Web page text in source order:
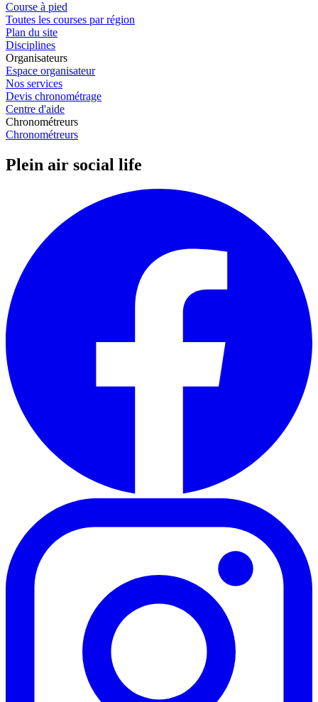
Course à pied
Toutes les courses par région
Plan du site
Disciplines
Organisateurs
Espace organisateur
Nos services
Devis chronométrage
Centre d'aide
Chronométreurs
Chronométreurs
Plein air social life